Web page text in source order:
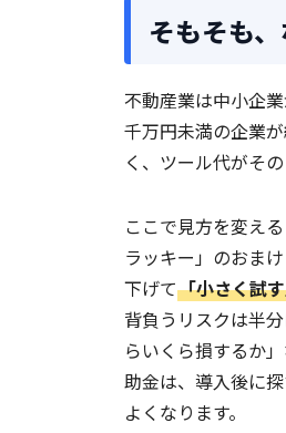
そもそも
不動産業は中小企
千万円未満の企業
く、ツール代がそ
ここで見方を変え
ラッキー」のおま
下げて「小さく試
背負うリスクは半
らいくら損するか
助金は、導入後に
よくなります。